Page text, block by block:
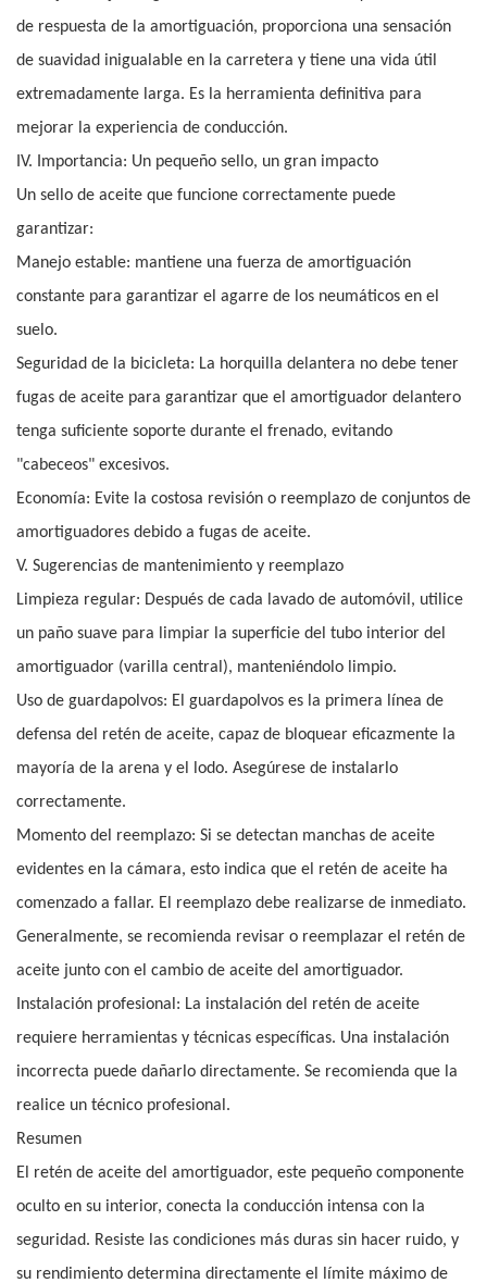
de respuesta de la amortiguación, proporciona una sensación
de suavidad inigualable en la carretera y tiene una vida útil
extremadamente larga. Es la herramienta definitiva para
mejorar la experiencia de conducción.
IV. Importancia: Un pequeño sello, un gran impacto
Un sello de aceite que funcione correctamente puede
garantizar:
Manejo estable: mantiene una fuerza de amortiguación
constante para garantizar el agarre de los neumáticos en el
suelo.
Seguridad de la bicicleta: La horquilla delantera no debe tener
fugas de aceite para garantizar que el amortiguador delantero
tenga suficiente soporte durante el frenado, evitando
"cabeceos" excesivos.
Economía: Evite la costosa revisión o reemplazo de conjuntos de
amortiguadores debido a fugas de aceite.
V. Sugerencias de mantenimiento y reemplazo
Limpieza regular: Después de cada lavado de automóvil, utilice
un paño suave para limpiar la superficie del tubo interior del
amortiguador (varilla central), manteniéndolo limpio.
Uso de guardapolvos: El guardapolvos es la primera línea de
defensa del retén de aceite, capaz de bloquear eficazmente la
mayoría de la arena y el lodo. Asegúrese de instalarlo
correctamente.
Momento del reemplazo: Si se detectan manchas de aceite
evidentes en la cámara, esto indica que el retén de aceite ha
comenzado a fallar. El reemplazo debe realizarse de inmediato.
Generalmente, se recomienda revisar o reemplazar el retén de
aceite junto con el cambio de aceite del amortiguador.
Instalación profesional: La instalación del retén de aceite
requiere herramientas y técnicas específicas. Una instalación
incorrecta puede dañarlo directamente. Se recomienda que la
realice un técnico profesional.
Resumen
El retén de aceite del amortiguador, este pequeño componente
oculto en su interior, conecta la conducción intensa con la
seguridad. Resiste las condiciones más duras sin hacer ruido, y
su rendimiento determina directamente el límite máximo de